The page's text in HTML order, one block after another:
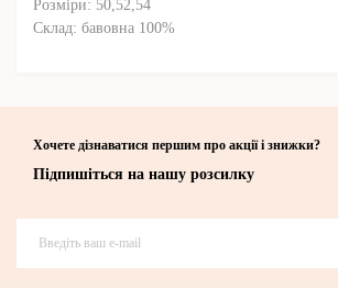
Розміри: 50,52,54
Склад: бавовна 100%
Хочете дізнаватися першим про акції і знижки?
Підпишіться на нашу розсилку